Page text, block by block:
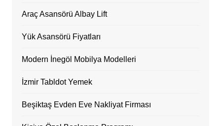
Araç Asansörü Albay Lift
Yük Asansörü Fiyatları
Modern İnegöl Mobilya Modelleri
İzmir Tabldot Yemek
Beşiktaş Evden Eve Nakliyat Firması